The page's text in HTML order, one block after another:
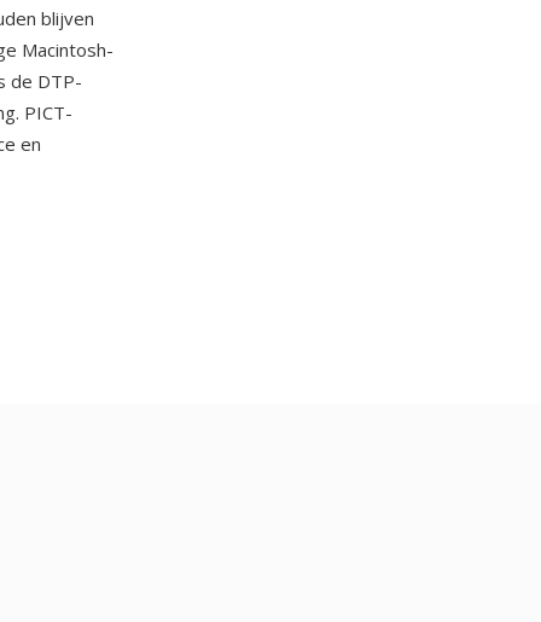
blijven
Macintosh-
de DTP-
PICT-
en